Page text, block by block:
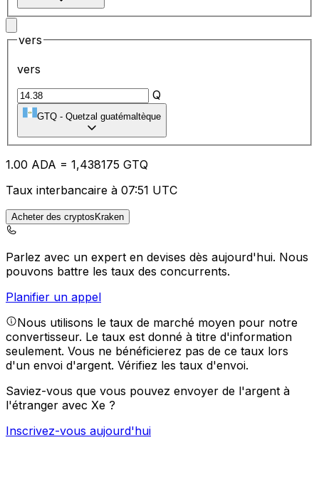
vers
vers
Q
GTQ - Quetzal guatémaltèque
1.00 ADA = 1,438175 GTQ
Taux interbancaire à 07:51 UTC
Acheter des cryptosKraken
Parlez avec un expert en devises dès aujourd'hui. Nous
pouvons battre les taux des concurrents.
Planifier un appel
Nous utilisons le taux de marché moyen pour notre
convertisseur. Le taux est donné à titre d'information
seulement. Vous ne bénéficierez pas de ce taux lors
d'un envoi d'argent. Vérifiez les taux d'envoi.
Saviez-vous que vous pouvez envoyer de l'argent à
l'étranger avec Xe ?
Inscrivez-vous aujourd'hui